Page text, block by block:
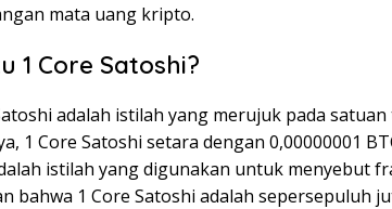
mata uang kripto.
1 Core Satoshi?
adalah istilah yang merujuk pada
1 Core Satoshi setara dengan 0,00000001
istilah yang digunakan untuk menyebut
bahwa 1 Core Satoshi adalah sepersepuluh